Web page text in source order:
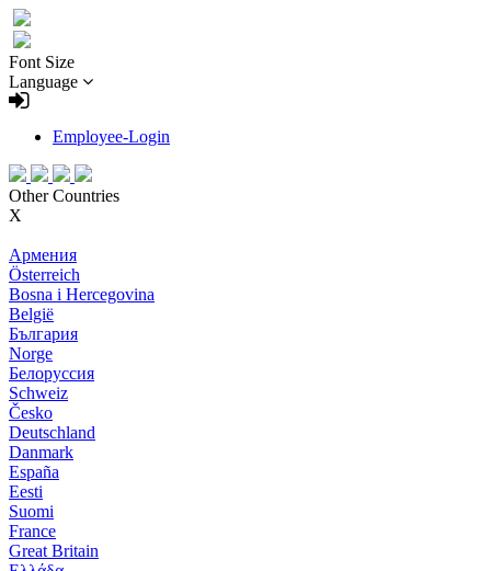
Font Size
Language
Employee-Login
Other Countries
X
Армения
Österreich
Bosna i Hercegovina
België
България
Norge
Белоруссия
Schweiz
Česko
Deutschland
Danmark
España
Eesti
Suomi
France
Great Britain